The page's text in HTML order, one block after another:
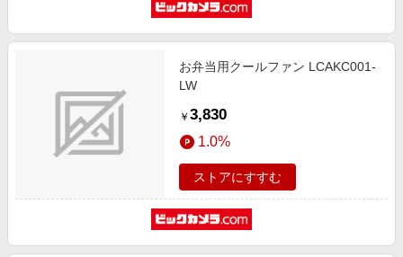
お弁当用クールファン LCAKC001-
LW
￥ 3,830
1.0%
ストアにすすむ